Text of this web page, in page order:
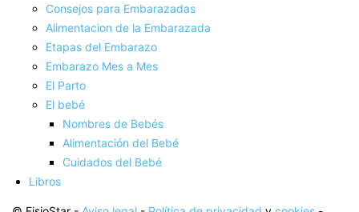
Consejos para Embarazadas
Alimentacion de la Embarazada
Etapas del Embarazo
Embarazo Mes a Mes
El Parto
El bebé
Nombres de Bebés
Alimentación del Bebé
Cuidados del Bebé
Libros